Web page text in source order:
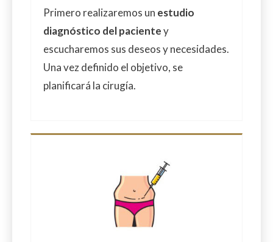
Primero realizaremos un estudio
diagnóstico del pacientey
escucharemos sus deseos y necesidades.
Una vez definido el objetivo, se
planificará la cirugía.